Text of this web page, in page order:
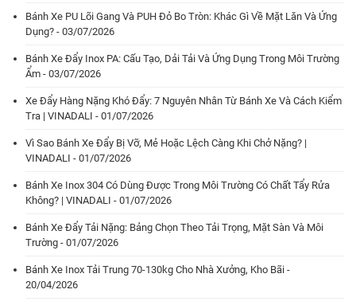
Bánh Xe PU Lõi Gang Và PUH Đỏ Bo Tròn: Khác Gì Về Mặt Lăn Và Ứng
Dụng? - 03/07/2026
Bánh Xe Đẩy Inox PA: Cấu Tạo, Dải Tải Và Ứng Dụng Trong Môi Trường
Ẩm - 03/07/2026
Xe Đẩy Hàng Nặng Khó Đẩy: 7 Nguyên Nhân Từ Bánh Xe Và Cách Kiểm
Tra | VINADALI - 01/07/2026
Vì Sao Bánh Xe Đẩy Bị Vỡ, Mẻ Hoặc Lệch Càng Khi Chở Nặng? |
VINADALI - 01/07/2026
Bánh Xe Inox 304 Có Dùng Được Trong Môi Trường Có Chất Tẩy Rửa
Không? | VINADALI - 01/07/2026
Bánh Xe Đẩy Tải Nặng: Bảng Chọn Theo Tải Trọng, Mặt Sàn Và Môi
Trường - 01/07/2026
Bánh Xe Inox Tải Trung 70-130kg Cho Nhà Xưởng, Kho Bãi -
20/04/2026